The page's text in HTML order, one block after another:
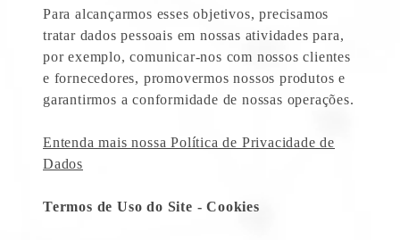
Para alcançarmos esses objetivos, precisamos
tratar dados pessoais em nossas atividades para,
por exemplo, comunicar-nos com nossos clientes
e fornecedores, promovermos nossos produtos e
garantirmos a conformidade de nossas operações.
Entenda mais nossa Política de Privacidade de
Dados
Termos de Uso do Site - Cookies